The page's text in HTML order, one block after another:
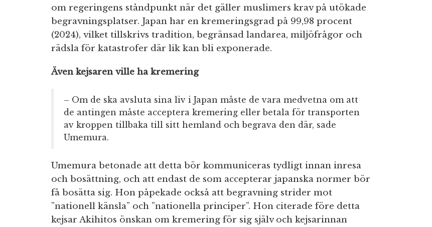
om regeringens ståndpunkt när det gäller muslimers krav på utökade
begravningsplatser. Japan har en kremeringsgrad på 99,98 procent
(2024), vilket tillskrivs tradition, begränsad landarea, miljöfrågor och
rädsla för katastrofer där lik kan bli exponerade.
Även kejsaren ville ha kremering
– Om de ska avsluta sina liv i Japan måste de vara medvetna om att
de antingen måste acceptera kremering eller betala för transporten
av kroppen tillbaka till sitt hemland och begrava den där, sade
Umemura.
Umemura betonade att detta bör kommuniceras tydligt innan inresa
och bosättning, och att endast de som accepterar japanska normer bör
få bosätta sig. Hon påpekade också att begravning strider mot
”nationell känsla” och ”nationella principer”. Hon citerade före detta
kejsar Akihitos önskan om kremering för sig själv och kejsarinnan